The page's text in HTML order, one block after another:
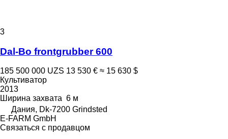
3
Dal-Bo frontgrubber 600
185 500 000 UZS 13 530 € ≈ 15 630 $
Культиватор
2013
Ширина захвата 6 м
Дания, Dk-7200 Grindsted
E-FARM GmbH
Связаться с продавцом